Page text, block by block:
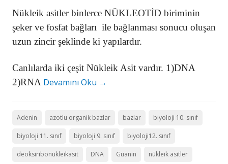
Nükleik asitler binlerce NÜKLEOTİD biriminin
şeker ve fosfat bağları ile bağlanması sonucu oluşan
uzun zincir şeklinde ki yapılardır.
Canlılarda iki çeşit Nükleik Asit vardır. 1)DNA
2)RNA Devamını Oku →
Adenin azotlu organik bazlar bazlar biyoloji 10. sınıf
biyoloji 11. sınıf biyoloji 9. sınıf biyoloji12. sınıf
deoksiribonükleikasit DNA Guanin nükleik asitler